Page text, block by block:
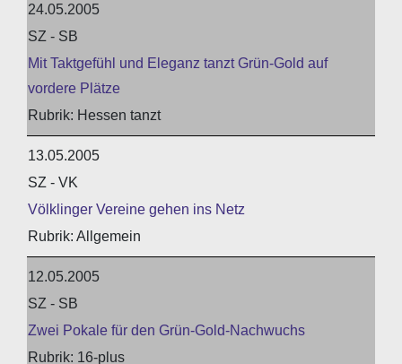
24.05.2005
SZ - SB
Mit Taktgefühl und Eleganz tanzt Grün-Gold auf
vordere Plätze
Hessen tanzt
13.05.2005
SZ - VK
Völklinger Vereine gehen ins Netz
Allgemein
12.05.2005
SZ - SB
Zwei Pokale für den Grün-Gold-Nachwuchs
16-plus